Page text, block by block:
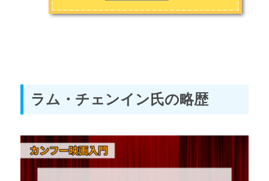
ラム・チェンイン氏の略歴